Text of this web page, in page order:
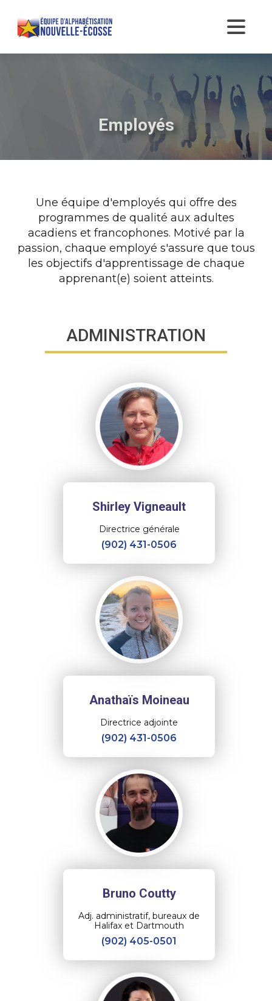
Employés
Une équipe d'employés qui offre des
programmes de qualité aux adultes
acadiens et francophones. Motivé par la
passion, chaque employé s'assure que tous
les objectifs d'apprentissage de chaque
apprenant(e) soient atteints.
ADMINISTRATION
Shirley Vigneault
Directrice générale
(902) 431-0506
Anathaïs Moineau
Directrice adjointe
(902) 431-0506
Bruno Coutty
Adj. administratif, bureaux de
Halifax et Dartmouth
(902) 405-0501